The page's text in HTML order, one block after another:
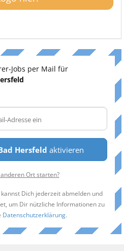
Jobs per Mail für
Hersfeld aktivieren
Ort starten?
Dich jederzeit abmelden und
um Dir nützliche Informationen zu
Datenschutzerklärung.